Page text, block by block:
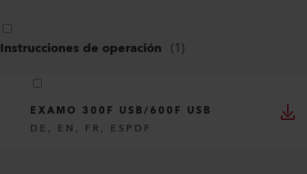
Instrucciones de operación (1)
EXAMO 300F USB/600F USB
DE, EN, FR, ES PDF